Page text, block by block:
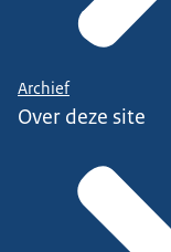
Archief
Over deze site